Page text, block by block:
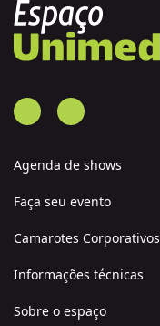
Agenda de shows
Faça seu evento
Camarotes Corporativos
Informações técnicas
Sobre o espaço